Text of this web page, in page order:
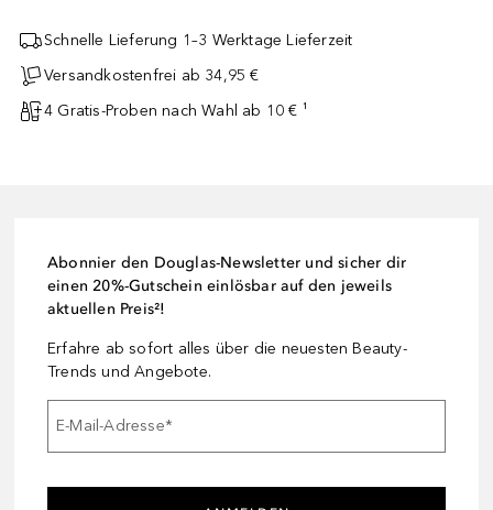
Schnelle Lieferung 1–3 Werktage Lieferzeit
Versandkostenfrei ab 34,95 €
4 Gratis-Proben nach Wahl ab 10 € ¹
Abonnier den Douglas-Newsletter und sicher dir
einen 20%-Gutschein einlösbar auf den jeweils
aktuellen Preis²!
Erfahre ab sofort alles über die neuesten Beauty-
Trends und Angebote.
E-Mail-Adresse*